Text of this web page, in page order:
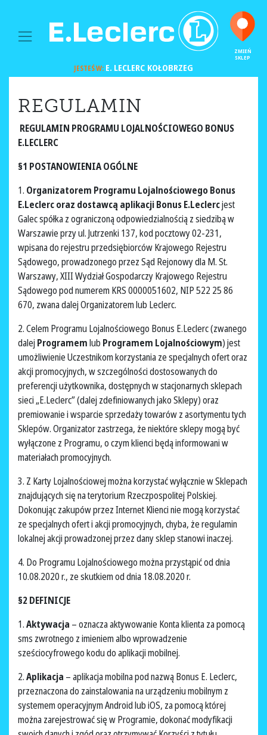
MAIN NAVIGATION
ZMIEŃ
SKLEP
JESTEŚ W: E. LECLERC KOŁOBRZEG
REGULAMIN
REGULAMIN PROGRAMU LOJALNOŚCIOWEGO BONUS
E.LECLERC
§1 POSTANOWIENIA OGÓLNE
1. Organizatorem Programu Lojalnościowego Bonus
E.Leclerc oraz dostawcą aplikacji Bonus E.Leclercjest
Galec spółka z ograniczoną odpowiedzialnością z siedzibą w
Warszawie przy ul. Jutrzenki 137, kod pocztowy 02-231,
wpisana do rejestru przedsiębiorców Krajowego Rejestru
Sądowego, prowadzonego przez Sąd Rejonowy dla M. St.
Warszawy, XIII Wydział Gospodarczy Krajowego Rejestru
Sądowego pod numerem KRS 0000051602, NIP 522 25 86
670, zwana dalej Organizatorem lub Leclerc.
2. Celem Programu Lojalnościowego Bonus E.Leclerc (zwanego
dalej Programemlub Programem Lojalnościowym) jest
umożliwienie Uczestnikom korzystania ze specjalnych ofert oraz
akcji promocyjnych, w szczególności dostosowanych do
preferencji użytkownika, dostępnych w stacjonarnych sklepach
sieci „E.Leclerc” (dalej zdefiniowanych jako Sklepy) oraz
premiowanie i wsparcie sprzedaży towarów z asortymentu tych
Sklepów. Organizator zastrzega, że niektóre sklepy mogą być
wyłączone z Programu, o czym klienci będą informowani w
materiałach promocyjnych.
3. Z Karty Lojalnościowej można korzystać wyłącznie w Sklepach
znajdujących się na terytorium Rzeczpospolitej Polskiej.
Dokonując zakupów przez Internet Klienci nie mogą korzystać
ze specjalnych ofert i akcji promocyjnych, chyba, że regulamin
lokalnej akcji prowadzonej przez dany sklep stanowi inaczej.
4. Do Programu Lojalnościowego można przystąpić od dnia
10.08.2020 r., ze skutkiem od dnia 18.08.2020 r.
§2 DEFINICJE
1.Aktywacja – oznacza aktywowanie Konta klienta za pomocą
sms zwrotnego z imieniem albo wprowadzenie
sześciocyfrowego kodu do aplikacji mobilnej.
2.Aplikacja – aplikacja mobilna pod nazwą Bonus E. Leclerc,
przeznaczona do zainstalowania na urządzeniu mobilnym z
systemem operacyjnym Android lub iOS, za pomocą której
można zarejestrować się w Programie, dokonać modyfikacji